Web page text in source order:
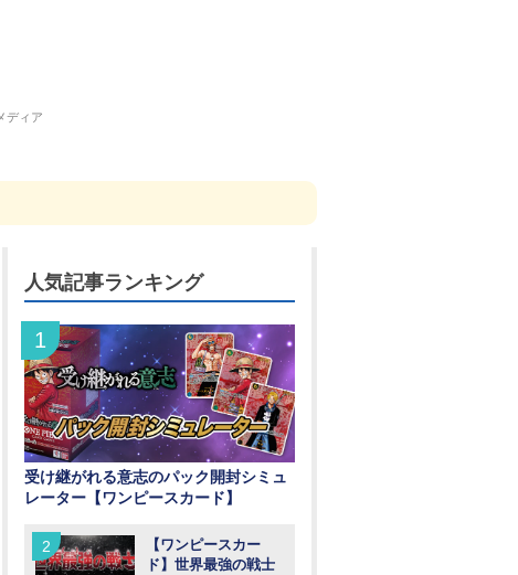
ディア
人気記事ランキング
受け継がれる意志のパック開封シミュ
レーター【ワンピースカード】
【ワンピースカー
ド】世界最強の戦士